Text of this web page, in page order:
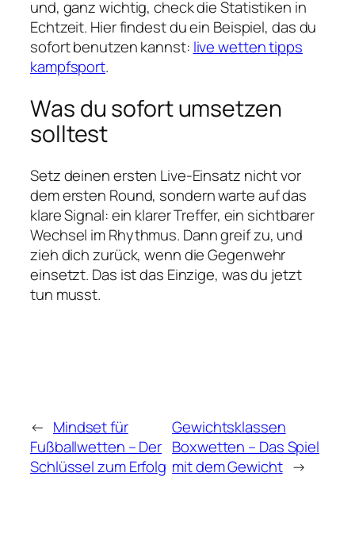
und, ganz wichtig, check die Statistiken in
Echtzeit. Hier findest du ein Beispiel, das du
sofort benutzen kannst: live wetten tipps
kampfsport.
Was du sofort umsetzen
solltest
Setz deinen ersten Live-Einsatz nicht vor
dem ersten Round, sondern warte auf das
klare Signal: ein klarer Treffer, ein sichtbarer
Wechsel im Rhythmus. Dann greif zu, und
zieh dich zurück, wenn die Gegenwehr
einsetzt. Das ist das Einzige, was du jetzt
tun musst.
← Mindset für
Fußballwetten – Der
Schlüssel zum Erfolg
Gewichtsklassen
Boxwetten – Das Spiel
mit dem Gewicht →